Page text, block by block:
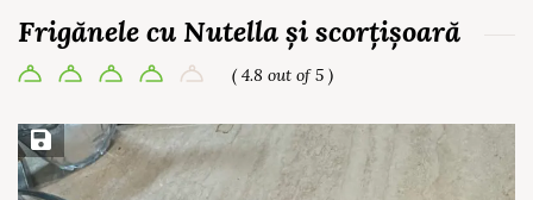
Frigănele cu Nutella și scorțișoară
( 4.8 out of 5 )
Save Recipe